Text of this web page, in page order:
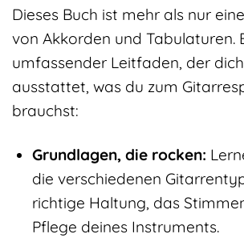
Dieses Buch ist mehr als nur
von Akkorden und Tabulaturen.
umfassender Leitfaden, der
ausstattet, was du zum
brauchst:
Grundlagen, die rocken:
die verschiedenen
richtige Haltung, das
Pflege deines Instruments.